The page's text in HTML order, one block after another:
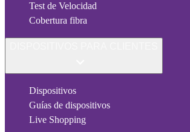
Test de Velocidad
Cobertura fibra
Dispositivos
Guías de dispositivos
Live Shopping